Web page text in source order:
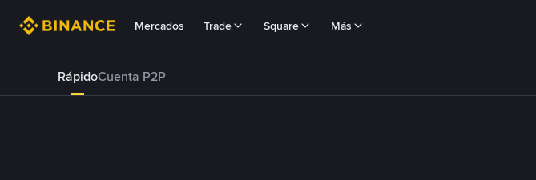
Mercados Trade Square Más
RápidoCuenta P2P